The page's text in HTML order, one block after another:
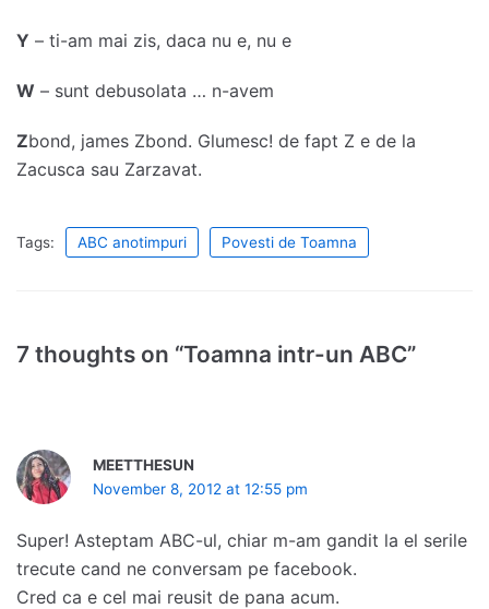
Y – ti-am mai zis, daca nu e, nu e
W – sunt debusolata … n-avem
Zbond, james Zbond. Glumesc! de fapt Z e de la
Zacusca sau Zarzavat.
Tags: ABC anotimpuri Povesti de Toamna
7 thoughts on “Toamna intr-un ABC”
MEETTHESUN
November 8, 2012 at 12:55 pm
Super! Asteptam ABC-ul, chiar m-am gandit la el serile
trecute cand ne conversam pe facebook.
Cred ca e cel mai reusit de pana acum.